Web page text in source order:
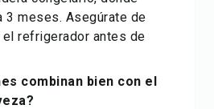
3 meses. Asegúrate de
refrigerador antes de
combinan bien con el